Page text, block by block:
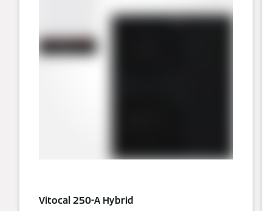
Vitocal 250-A Hybrid